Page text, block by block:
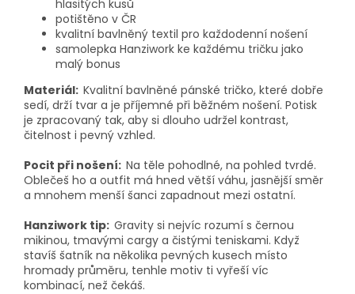
hlasitých kusů
potištěno v ČR
kvalitní bavlněný textil pro každodenní nošení
samolepka Hanziwork ke každému tričku jako
malý bonus
Materiál: Kvalitní bavlněné pánské tričko, které dobře
sedí, drží tvar a je příjemné při běžném nošení. Potisk
je zpracovaný tak, aby si dlouho udržel kontrast,
čitelnost i pevný vzhled.
Pocit při nošení: Na těle pohodlné, na pohled tvrdé.
Oblečeš ho a outfit má hned větší váhu, jasnější směr
a mnohem menší šanci zapadnout mezi ostatní.
Hanziwork tip: Gravity si nejvíc rozumí s černou
mikinou, tmavými cargy a čistými teniskami. Když
stavíš šatník na několika pevných kusech místo
hromady průměru, tenhle motiv ti vyřeší víc
kombinací, než čekáš.